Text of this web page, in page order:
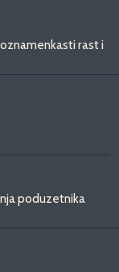
rast i
poduzetnika